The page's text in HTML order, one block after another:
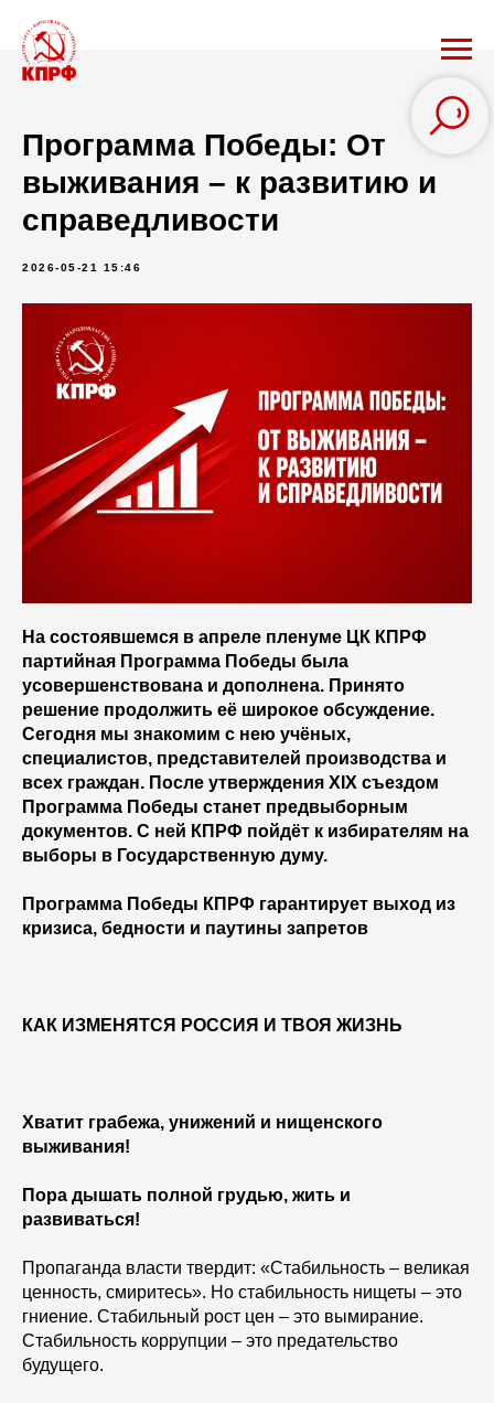
Программа Победы: От
выживания – к развитию и
справедливости
2026-05-21 15:46
На состоявшемся в апреле пленуме ЦК КПРФ
партийная Программа Победы была
усовершенствована и дополнена. Принято
решение продолжить её широкое обсуждение.
Сегодня мы знакомим с нею учёных,
специалистов, представителей производства и
всех граждан. После утверждения XIX съездом
Программа Победы станет предвыборным
документов. С ней КПРФ пойдёт к избирателям на
выборы в Государственную думу.
Программа Победы КПРФ гарантирует выход из
кризиса, бедности и паутины запретов
КАК ИЗМЕНЯТСЯ РОССИЯ И ТВОЯ ЖИЗНЬ
Хватит грабежа, унижений и нищенского
выживания!
Пора дышать полной грудью, жить и
развиваться!
Пропаганда власти твердит: «Стабильность – великая
ценность, смиритесь». Но стабильность нищеты – это
гниение. Стабильный рост цен – это вымирание.
Стабильность коррупции – это предательство
будущего.